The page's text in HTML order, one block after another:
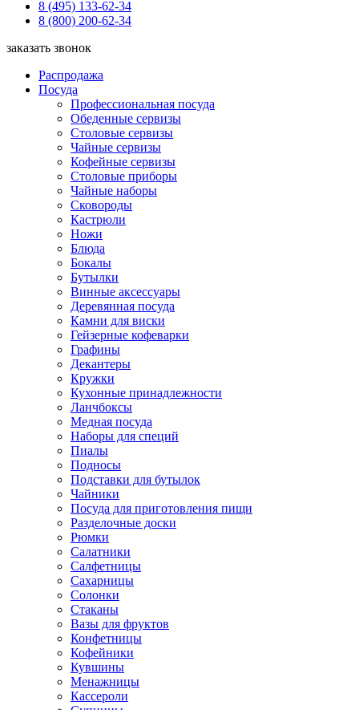
8 (495) 133-62-34
8 (800) 200-62-34
заказать звонок
Распродажа
Посуда
Профессиональная посуда
Обеденные сервизы
Столовые сервизы
Чайные сервизы
Кофейные сервизы
Столовые приборы
Чайные наборы
Сковороды
Кастрюли
Ножи
Блюда
Бокалы
Бутылки
Винные аксессуары
Деревянная посуда
Камни для виски
Гейзерные кофеварки
Графины
Декантеры
Кружки
Кухонные принадлежности
Ланчбоксы
Медная посуда
Наборы для специй
Пиалы
Подносы
Подставки для бутылок
Чайники
Посуда для приготовления пищи
Разделочные доски
Рюмки
Салатники
Салфетницы
Сахарницы
Солонки
Стаканы
Вазы для фруктов
Конфетницы
Кофейники
Кувшины
Менажницы
Кассероли